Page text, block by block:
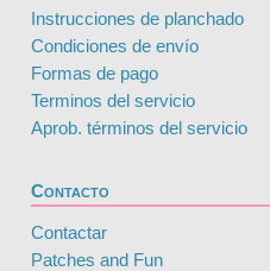
Instrucciones de planchado
Condiciones de envío
Formas de pago
Terminos del servicio
Aprob. términos del servicio
Contacto
Contactar
Patches and Fun